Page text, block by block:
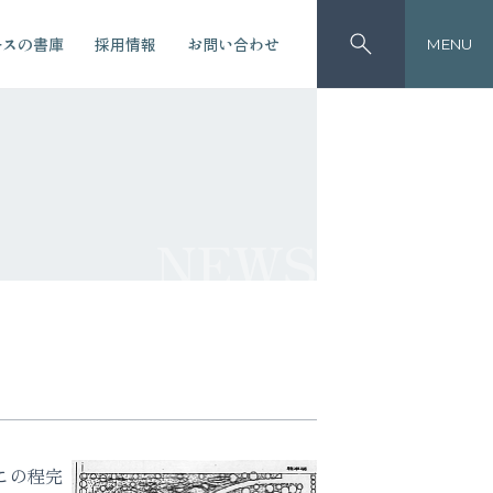
の書庫 採用情報 お問い合わせ MENU
の程完